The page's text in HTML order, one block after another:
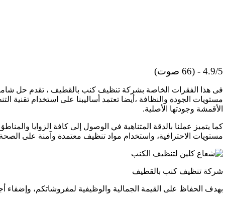
4.9/5 - (66 صوت)
فى هذا الفقرات الخاصة بشركة تنظيف كنب بالقطيف ، تقدم حل
مستويات الجودة والنظافة ،أيضا تعتمد أساليبنا على استخدام تقنية
الأقمشة وجودتها الأصلية.
كما يتميز عملنا بالدقة المتناهية في الوصول إلى كافة الزوايا
مستويات الاحترافية، واستخدام مواد تنظيف معتمدة وآمنة على
شركة تنظيف كنب بالقطيف
بهدف الحفاظ على القيمة الجمالية والوظيفية لمفروشاتكم، وإضفاء